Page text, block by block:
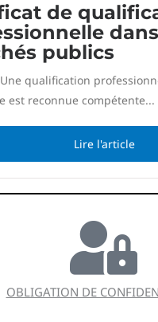
de
publics
qualification
est reconnue compétente...
Lire l'article
OBLIGATION DE